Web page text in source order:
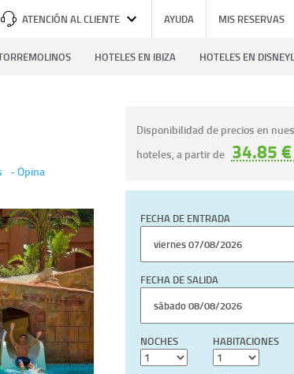
ATENCIÓN AL CLIENTE AYUDA MIS RESERVAS
HOTELES EN IBIZA HOTELES EN
-Opina
Disponibilidad de precios en
hoteles, a partir de 34.85 €
FECHA DE ENTRADA
FECHA DE SALIDA
NOCHES HABITACIONES